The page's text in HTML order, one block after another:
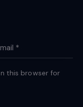
this browser for